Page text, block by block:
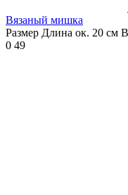
Вязаный мишка
Размер Длина ок. 20 см
0 49